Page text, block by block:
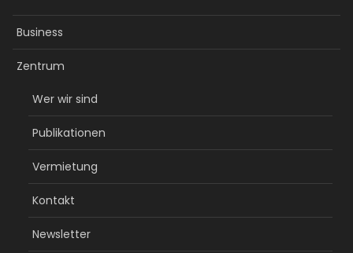
Business
Zentrum
Wer wir sind
Publikationen
Vermietung
Kontakt
Newsletter